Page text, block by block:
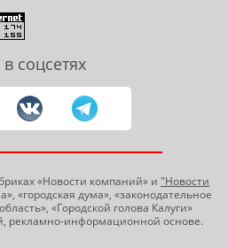
соцсетях
«Новости компаний» и "Новости
«городская дума», «законодательное
«Городской голова Калуги»
рекламно-информационной основе.